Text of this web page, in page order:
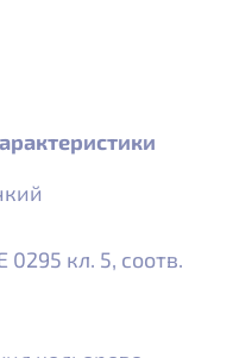
0295 кл. 5, соотв.